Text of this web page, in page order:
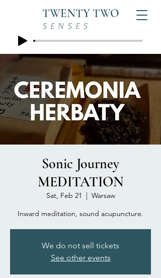
TWENTY TWO
SENSES
Sonic Journey
MEDITATION
Sat, Feb 21
  |
Warsaw
Inward meditation, sound acupuncture.
We do not sell tickets
See other events